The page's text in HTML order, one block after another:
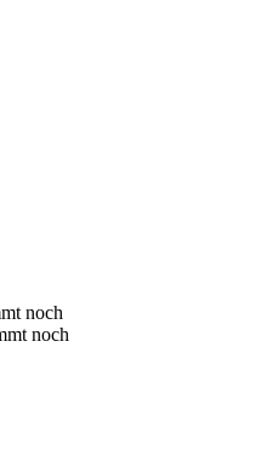
noch
noch